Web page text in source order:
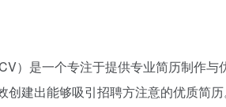
）是一个专注于提供专业简历制作
创建出能够吸引招聘方注意的优质简